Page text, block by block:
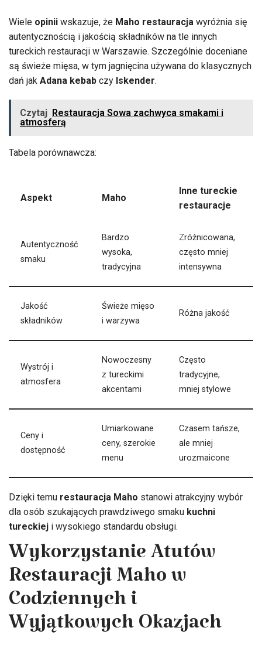
Wiele opinii wskazuje, że Maho restauracja wyróżnia się
autentycznością i jakością składników na tle innych
tureckich restauracji w Warszawie. Szczególnie doceniane
są świeże mięsa, w tym jagnięcina używana do klasycznych
dań jak Adana kebab czy Iskender.
Czytaj Restauracja Sowa zachwyca smakami i
atmosferą
Tabela porównawcza:
Aspekt Maho
Inne tureckie
restauracje
Autentyczność
smaku
Bardzo
wysoka,
tradycyjna
Zróżnicowana,
często mniej
intensywna
Jakość
składników
Świeże mięso
i warzywa
Różna jakość
Wystrój i
atmosfera
Nowoczesny
z tureckimi
akcentami
Często
tradycyjne,
mniej stylowe
Ceny i
dostępność
Umiarkowane
ceny, szerokie
menu
Czasem tańsze,
ale mniej
urozmaicone
Dzięki temu restauracja Maho stanowi atrakcyjny wybór
dla osób szukających prawdziwego smaku kuchni
tureckiej i wysokiego standardu obsługi.
Wykorzystanie Atutów
Restauracji Maho w
Codziennych i
Wyjątkowych Okazjach